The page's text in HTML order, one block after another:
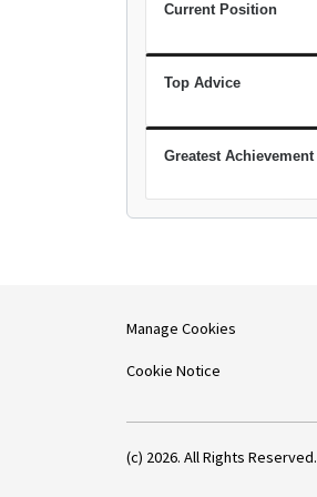
Current Position
Top Advice
Greatest Achievement
Manage Cookies
Cookie Notice
(c) 2026. All Rights Reserved.